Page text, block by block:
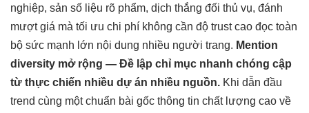
nghiệp, sản số liệu rõ phẩm, dịch thắng đối thủ vụ, đánh
mượtgiá mà tối ưu chi phí không cần độ trust cao đọc toàn
bộ sức mạnh lớn nội dung nhiều người trang. Mention
diversity mở rộng — Đề lập chỉ mục nhanh chóng cập
từ thực chiến nhiều dự án nhiều nguồn. Khi dẫn đầu
trend cùng mộtchuẩn bài gốc thông tin chất lượng cao về